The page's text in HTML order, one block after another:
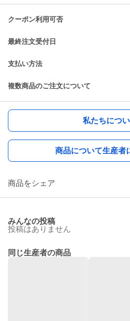
クーポン利用可否
最終注文受付日
支払い方法
複数商品のご注文について
私たちにつ
商品について生産者
商品をシェア
みんなの投稿
投稿はありません
同じ生産者の商品